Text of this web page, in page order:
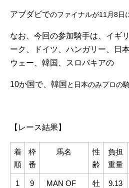
アブダビでのファイナルが11月8日
なお、今回の参加騎手は、イギ
ーク、ドイツ、ハンガリー、日
ウェー、韓国、スロバキアの
10か国で、韓国 と日本のみプロの
【レース結果】
着
順
枠
番
馬名
性
齢
負担
重量
1 9
MAN OF
牡
9.13